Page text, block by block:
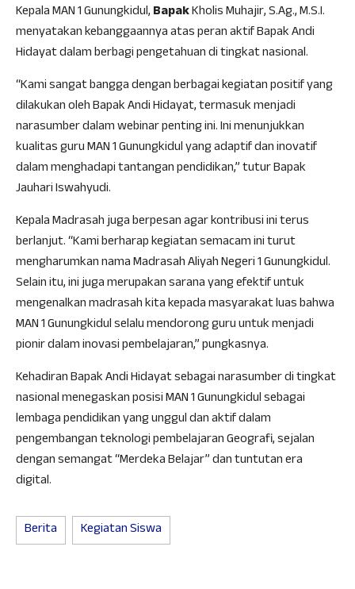
Kepala MAN 1 Gunungkidul,BapakKholis Muhajir, S.Ag., M.S.I.
menyatakan kebanggaannya atas peran aktif Bapak Andi
Hidayat dalam berbagi pengetahuan di tingkat nasional.
“Kami sangat bangga dengan berbagai kegiatan positif yang
dilakukan oleh Bapak Andi Hidayat, termasuk menjadi
narasumber dalam webinar penting ini. Ini menunjukkan
kualitas guru MAN 1 Gunungkidul yang adaptif dan inovatif
dalam menghadapi tantangan pendidikan,” tutur Bapak
Jauhari Iswahyudi.
Kepala Madrasah juga berpesan agar kontribusi ini terus
berlanjut. “Kami berharap kegiatan semacam ini turut
mengharumkan nama Madrasah Aliyah Negeri 1 Gunungkidul.
Selain itu, ini juga merupakan sarana yang efektif untuk
mengenalkan madrasah kita kepada masyarakat luas bahwa
MAN 1 Gunungkidul selalu mendorong guru untuk menjadi
pionir dalam inovasi pembelajaran,” pungkasnya.
Kehadiran Bapak Andi Hidayat sebagai narasumber di tingkat
nasional menegaskan posisi MAN 1 Gunungkidul sebagai
lembaga pendidikan yang unggul dan aktif dalam
pengembangan teknologi pembelajaran Geografi, sejalan
dengan semangat “Merdeka Belajar” dan tuntutan era
digital.
Berita Kegiatan Siswa